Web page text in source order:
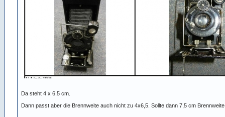
Da steht 4 x 6,5 cm.
Dann passt aber die Brennweite auch nicht zu 4x6,5. Sollte dann 7,5 cm